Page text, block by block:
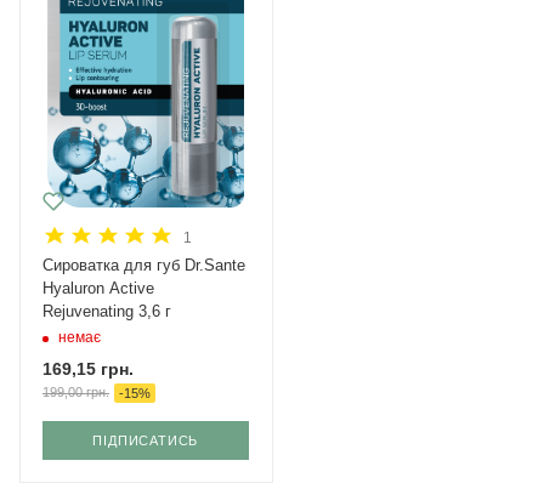
1
Сироватка для губ Dr.Sante
Hyaluron Active
Rejuvenating 3,6 г
немає
169,15 грн.
199,00грн. -15%
ПІДПИСАТИСЬ